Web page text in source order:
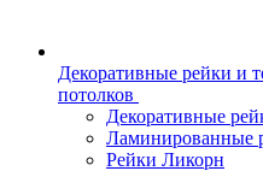
Декоративные рейки и
потолков
Декоративные
Ламинированные
Рейки Ликорн